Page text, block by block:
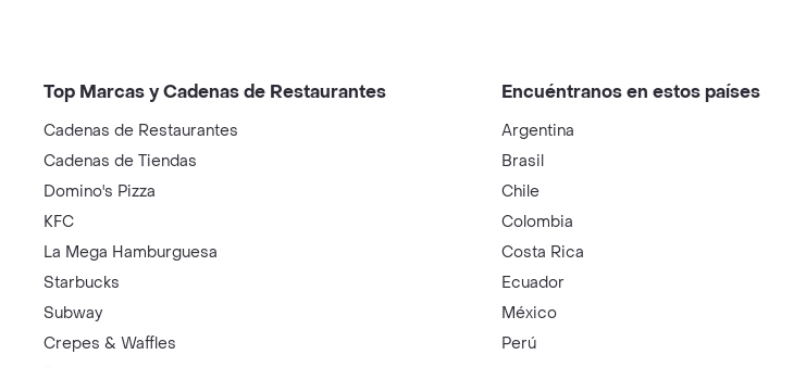
Top Marcas y Cadenas de Restaurantes
Cadenas de Restaurantes
Cadenas de Tiendas
Domino's Pizza
KFC
La Mega Hamburguesa
Starbucks
Subway
Crepes & Waffles
Encuéntranos en estos países
Argentina
Brasil
Chile
Colombia
Costa Rica
Ecuador
México
Perú